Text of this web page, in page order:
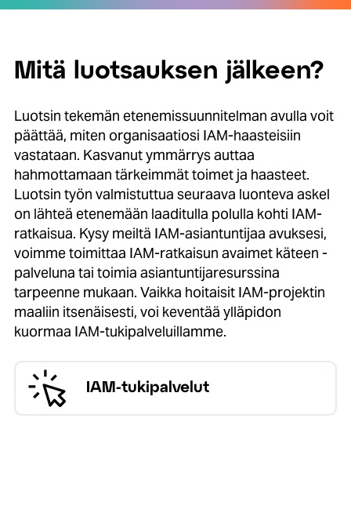
Mitä luotsauksen jälkeen?
Luotsin tekemän etenemissuunnitelman avulla voit
päättää, miten organisaatiosi IAM-haasteisiin
vastataan. Kasvanut ymmärrys auttaa
hahmottamaan tärkeimmät toimet ja haasteet.
Luotsin työn valmistuttua seuraava luonteva askel
on lähteä etenemään laaditulla polulla kohti IAM-
ratkaisua. Kysy meiltä IAM-asiantuntijaa avuksesi,
voimme toimittaa IAM-ratkaisun avaimet käteen -
palveluna tai toimia asiantuntijaresurssina
tarpeenne mukaan. Vaikka hoitaisit IAM-projektin
maaliin itsenäisesti, voi keventää ylläpidon
kuormaa IAM-tukipalveluillamme.
IAM-tukipalvelut